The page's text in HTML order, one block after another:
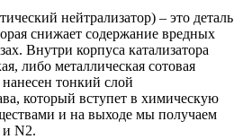
нейтрализатор) – это деталь
снижает содержание вредных
Внутри корпуса катализатора
либо металлическая сотовая
тонкий слой
который вступет в химическую
и на выходе мы получаем
и N2.